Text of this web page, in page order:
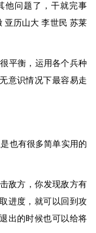
他问题了，干就完事
亚历山大 李世民 苏莱
平衡，运用各个兵种
意识情况下最容易走
也有很多简单实用的
敌方，你发现敌方有
进度，就可以回到攻
出的时候也可以给将